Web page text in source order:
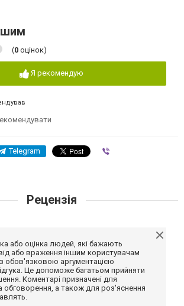
(0 оцінок)
Я рекомендую
Telegram
Рецензія
або оцінка людей, які бажають
або враження іншим користувачам
обов'язковою аргументацією
Це допоможе багатьом прийняти
Коментарі призначені для
обговорення, а також для роз'яснення